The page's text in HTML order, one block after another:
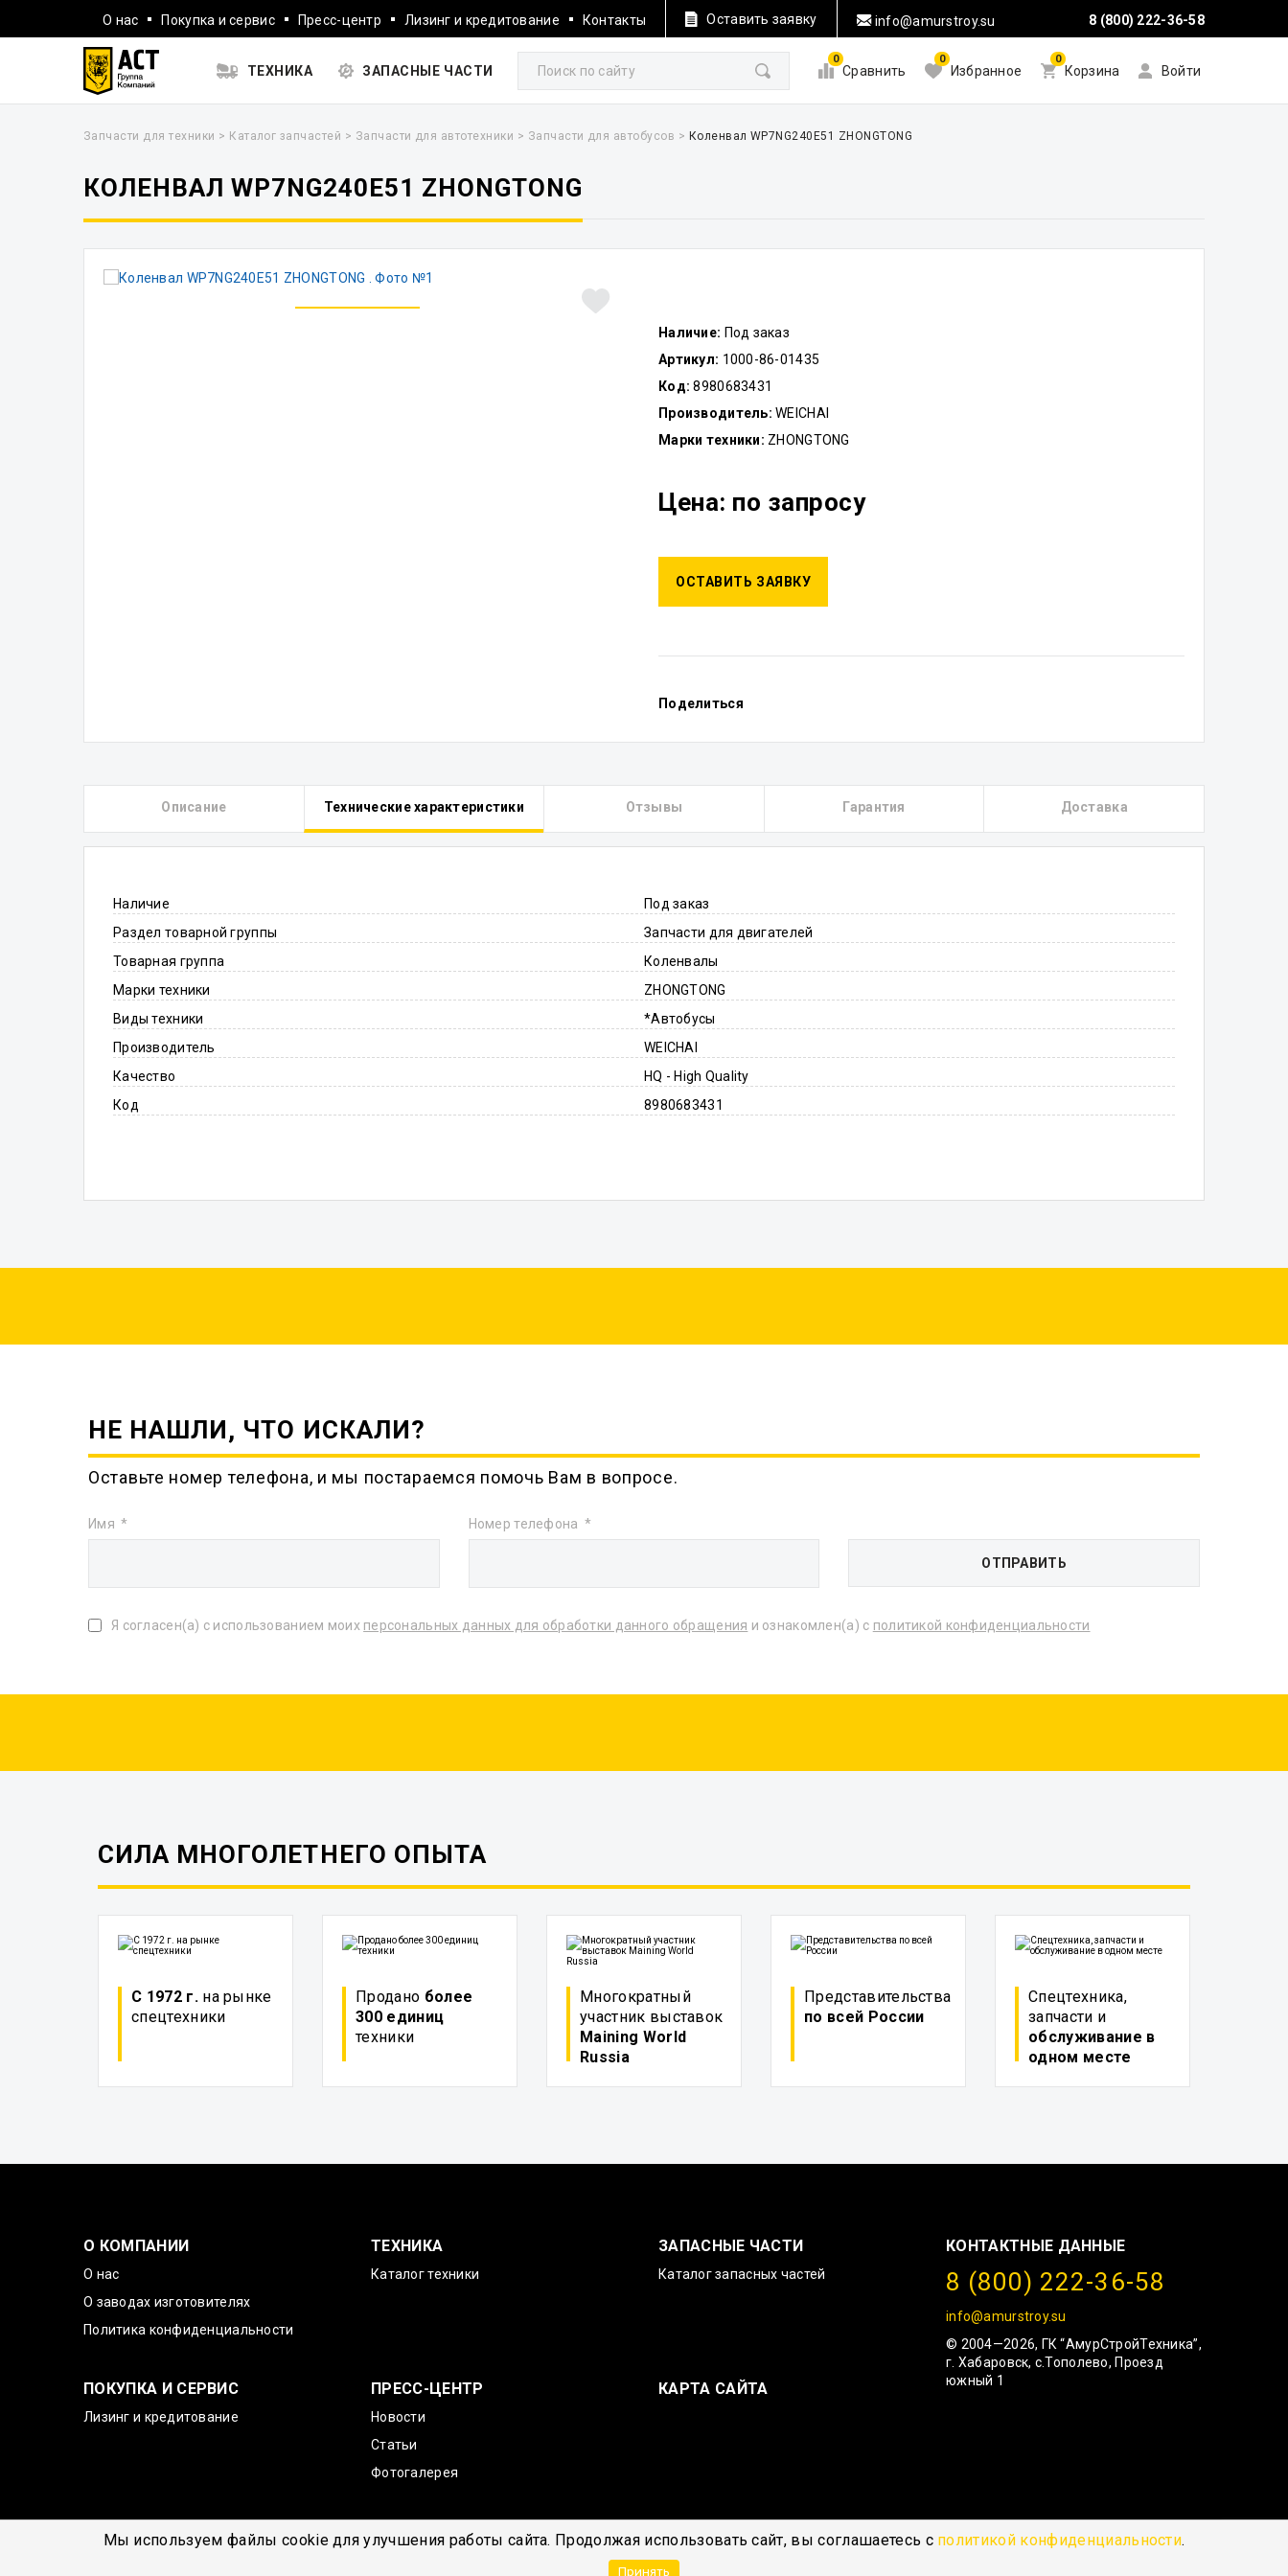
Мы используем файлы cookie для улучшения работы сайта. Продолжая использовать сайт, вы соглашаетесь с политикой конфиденциальности.
Принять
О нас Покупка и сервис Пресс-центр Лизинг и кредитование Контакты Оставить заявку info@amurstroy.su 8 (800) 222-36-58
ТЕХНИКА ЗАПАСНЫЕ ЧАСТИ
0
Сравнить
0
Избранное
0
Корзина Войти
Запчасти для техники > Каталог запчастей > Запчасти для автотехники > Запчасти для автобусов > Коленвал WP7NG240E51 ZHONGTONG
КОЛЕНВАЛ WP7NG240E51 ZHONGTONG
Наличие: Под заказ
Артикул: 1000-86-01435
Код: 8980683431
Производитель: WEICHAI
Марки техники: ZHONGTONG
Цена: по запросу
ОСТАВИТЬ ЗАЯВКУ
Поделиться
Описание Технические характеристики Отзывы Гарантия Доставка
Наличие
Под заказ
Раздел товарной группы
Запчасти для двигателей
Товарная группа
Коленвалы
Марки техники
ZHONGTONG
Виды техники
*Автобусы
Производитель
WEICHAI
Качество
HQ - High Quality
Код
8980683431
НЕ НАШЛИ, ЧТО ИСКАЛИ?
Оставьте номер телефона, и мы постараемся помочь Вам в вопросе.
Имя Номер телефона
Я согласен(а) с использованием моих персональных данных для обработки данного обращения и ознакомлен(а) с политикой конфиденциальности
СИЛА МНОГОЛЕТНЕГО ОПЫТА
С 1972 г.на рынке
спецтехники
Продано более
300 единиц
техники
Многократный
участник выставок
Maining World
Russia
Представительства
по всей России
Спецтехника,
запчасти и
обслуживание в
одном месте
О КОМПАНИИ
О нас
О заводах изготовителях
Политика конфиденциальности
ТЕХНИКА
Каталог техники
ЗАПАСНЫЕ ЧАСТИ
Каталог запасных частей
ПОКУПКА И СЕРВИС
Лизинг и кредитование
ПРЕСС-ЦЕНТР
Новости
Статьи
Фотогалерея
КАРТА САЙТА
КОНТАКТНЫЕ ДАННЫЕ
8 (800) 222-36-58
info@amurstroy.su
© 2004—2026, ГК “АмурСтройТехника”,
г. Хабаровск, с.Тополево, Проезд
южный 1